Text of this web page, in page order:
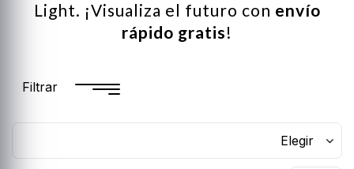
Light. ¡Visualiza el futuro con envío
rápido gratis!
Filtrar
Elegir